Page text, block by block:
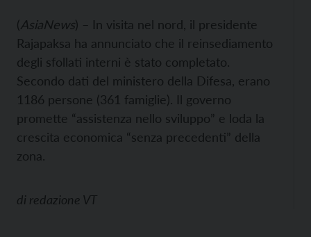
(AsiaNews) – In visita nel nord, il presidente
Rajapaksa ha annunciato che il reinsediamento
degli sfollati interni è stato completato.
Secondo dati del ministero della Difesa, erano
1186 persone (361 famiglie). Il governo
promette “assistenza nello sviluppo” e loda la
crescita economica “senza precedenti” della
zona.
di redazione VT